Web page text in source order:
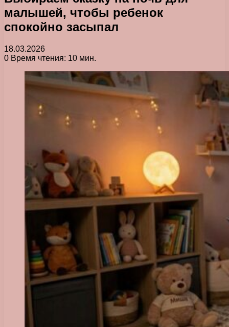
малышей, чтобы ребенок
спокойно засыпал
18.03.2026
0 Время чтения: 10 мин.